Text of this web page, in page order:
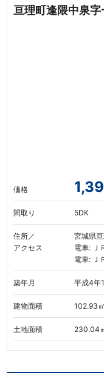
亘理町逢隈中泉字
価格
間取り 5DK
住所／
アクセス
宮城県
電車: Ｊ
電車: Ｊ
築年月 平成4年
建物面積 102.93㎡
土地面積 230.04